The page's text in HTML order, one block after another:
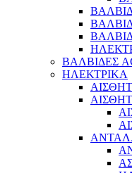
ΒΑΛΒΙΔΕΣ
ΗΛΕΚΤΡΙΚΑ